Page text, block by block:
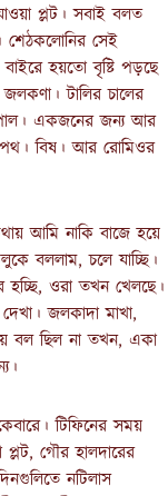
প্লট। সবাই বলত
শেঠকলোনির সেই
হয়তো বৃষ্টি পড়ছে
টালির চালের
একজনের জন্য আর
বিষ। আর রোমিওর
আমি নাকি বাজে হয়ে
বললাম, চলে যাচ্ছি।
হচ্ছি, ওরা তখন খেলছে।
জলকাদা মাখা,
বল ছিল না তখন, একা
টিফিনের সময়
গৌর হালদারের
নটিলাস